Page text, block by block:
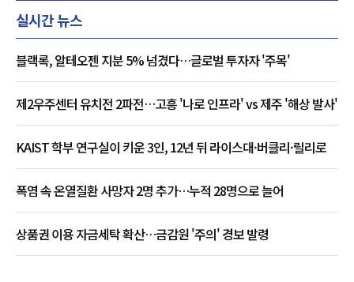
실시간 뉴스
블랙록, 알테오젠 지분 5% 넘겼다…글로벌 투자자 '주목'
제2우주센터 유치전 2파전…고흥 '나로 인프라' vs 제주 '해상 발사'
KAIST 학부 연구실이 키운 3인, 12년 뒤 라이스대·버클리·릴리로
폭염 속 온열질환 사망자 2명 추가…누적 28명으로 늘어
상품권 이용 자금세탁 확산…금감원 '주의' 경보 발령